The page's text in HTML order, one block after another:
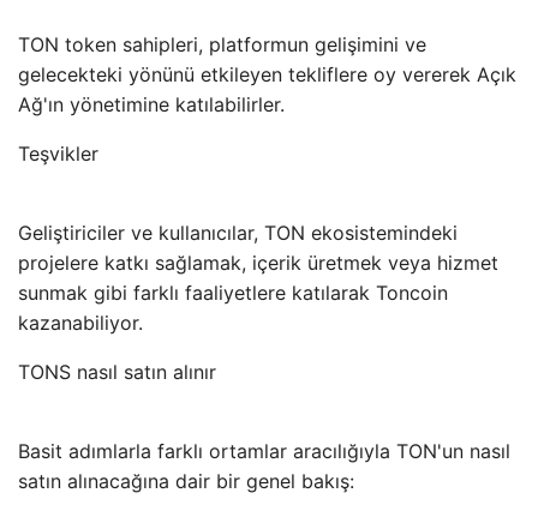
TON token sahipleri, platformun gelişimini ve
gelecekteki yönünü etkileyen tekliflere oy vererek Açık
Ağ'ın yönetimine katılabilirler.
Teşvikler
Geliştiriciler ve kullanıcılar, TON ekosistemindeki
projelere katkı sağlamak, içerik üretmek veya hizmet
sunmak gibi farklı faaliyetlere katılarak Toncoin
kazanabiliyor.
TONS nasıl satın alınır
Basit adımlarla farklı ortamlar aracılığıyla TON'un nasıl
satın alınacağına dair bir genel bakış: